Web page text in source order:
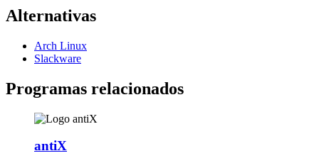
Alternativas
Arch Linux
Slackware
Programas relacionados
antiX